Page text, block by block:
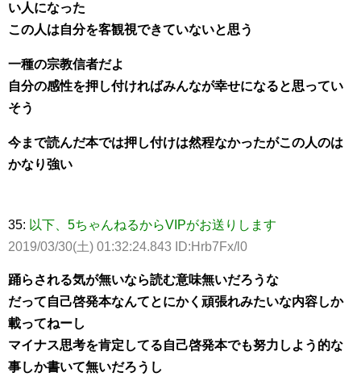
い人になった
この人は自分を客観視できていないと思う
一種の宗教信者だよ
自分の感性を押し付ければみんなが幸せになると思ってい
そう
今まで読んだ本では押し付けは然程なかったがこの人のは
かなり強い
35: 以下、5ちゃんねるからVIPがお送りします
2019/03/30(土) 01:32:24.843 ID:Hrb7Fx/l0
踊らされる気が無いなら読む意味無いだろうな
だって自己啓発本なんてとにかく頑張れみたいな内容しか
載ってねーし
マイナス思考を肯定してる自己啓発本でも努力しよう的な
事しか書いて無いだろうし